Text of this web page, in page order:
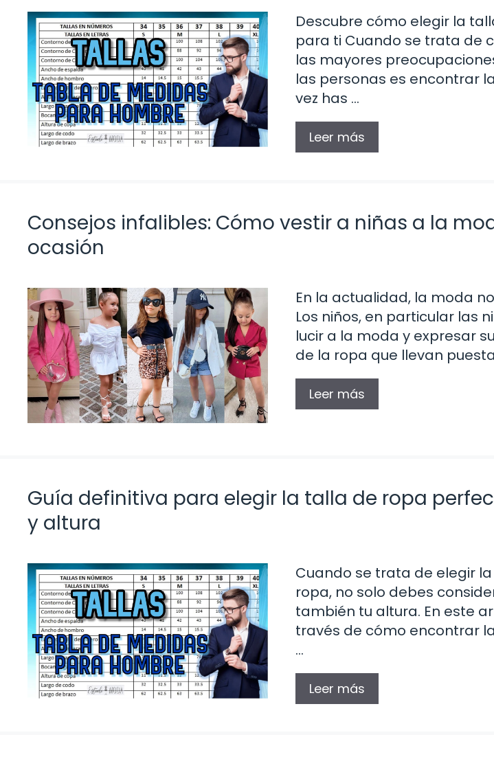
Descubre cómo elegir la
para ti Cuando se trata de
las mayores
las personas es encontrar
vez has …
Leer más
Consejos infalibles: Cómo vestir a niñas a la
ocasión
En la actualidad, la moda
Los niños, en particular las
lucir a la moda y expresar
de la ropa que llevan
Leer más
Guía definitiva para elegir la talla de ropa
y altura
Cuando se trata de elegir
ropa, no solo debes
también tu altura. En este
través de cómo encontrar
…
Leer más